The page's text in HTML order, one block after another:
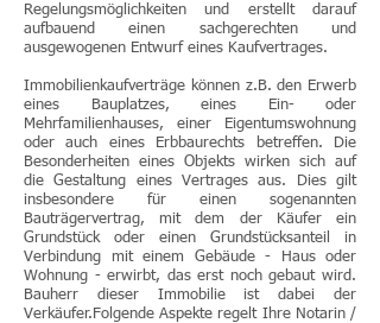
Regelungsmöglichkeiten und erstellt darauf
aufbauend einen sachgerechten und
ausgewogenen Entwurf eines Kaufvertrages.
Immobilienkaufverträge können z.B. den Erwerb
eines Bauplatzes, eines Ein- oder
Mehrfamilienhauses, einer Eigentumswohnung
oder auch eines Erbbaurechts betreffen. Die
Besonderheiten eines Objekts wirken sich auf
die Gestaltung eines Vertrages aus. Dies gilt
insbesondere für einen sogenannten
Bauträgervertrag, mit dem der Käufer ein
Grundstück oder einen Grundstücksanteil in
Verbindung mit einem Gebäude - Haus oder
Wohnung - erwirbt, das erst noch gebaut wird.
Bauherr dieser Immobilie ist dabei der
Verkäufer.Folgende Aspekte regelt Ihre Notarin /